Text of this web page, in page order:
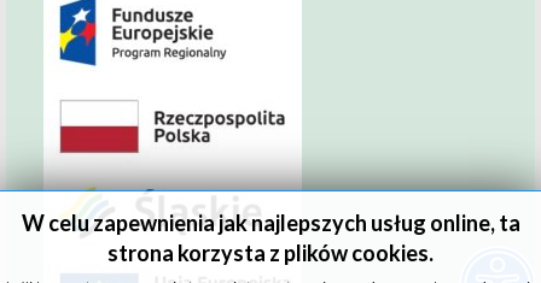
W celu zapewnienia jak najlepszych usług online, ta
strona korzysta z plików cookies.